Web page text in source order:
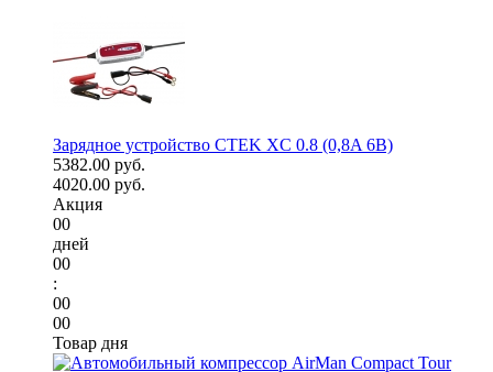
Зарядное устройство CTEK XC 0.8 (0,8A 6В)
5382.00 руб.
4020.00 руб.
Акция
00
дней
00
:
00
00
Товар дня